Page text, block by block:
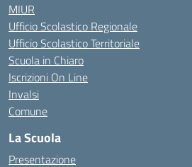
MIUR
Ufficio Scolastico Regionale
Ufficio Scolastico Territoriale
Scuola in Chiaro
Iscrizioni On Line
Invalsi
Comune
La Scuola
Presentazione